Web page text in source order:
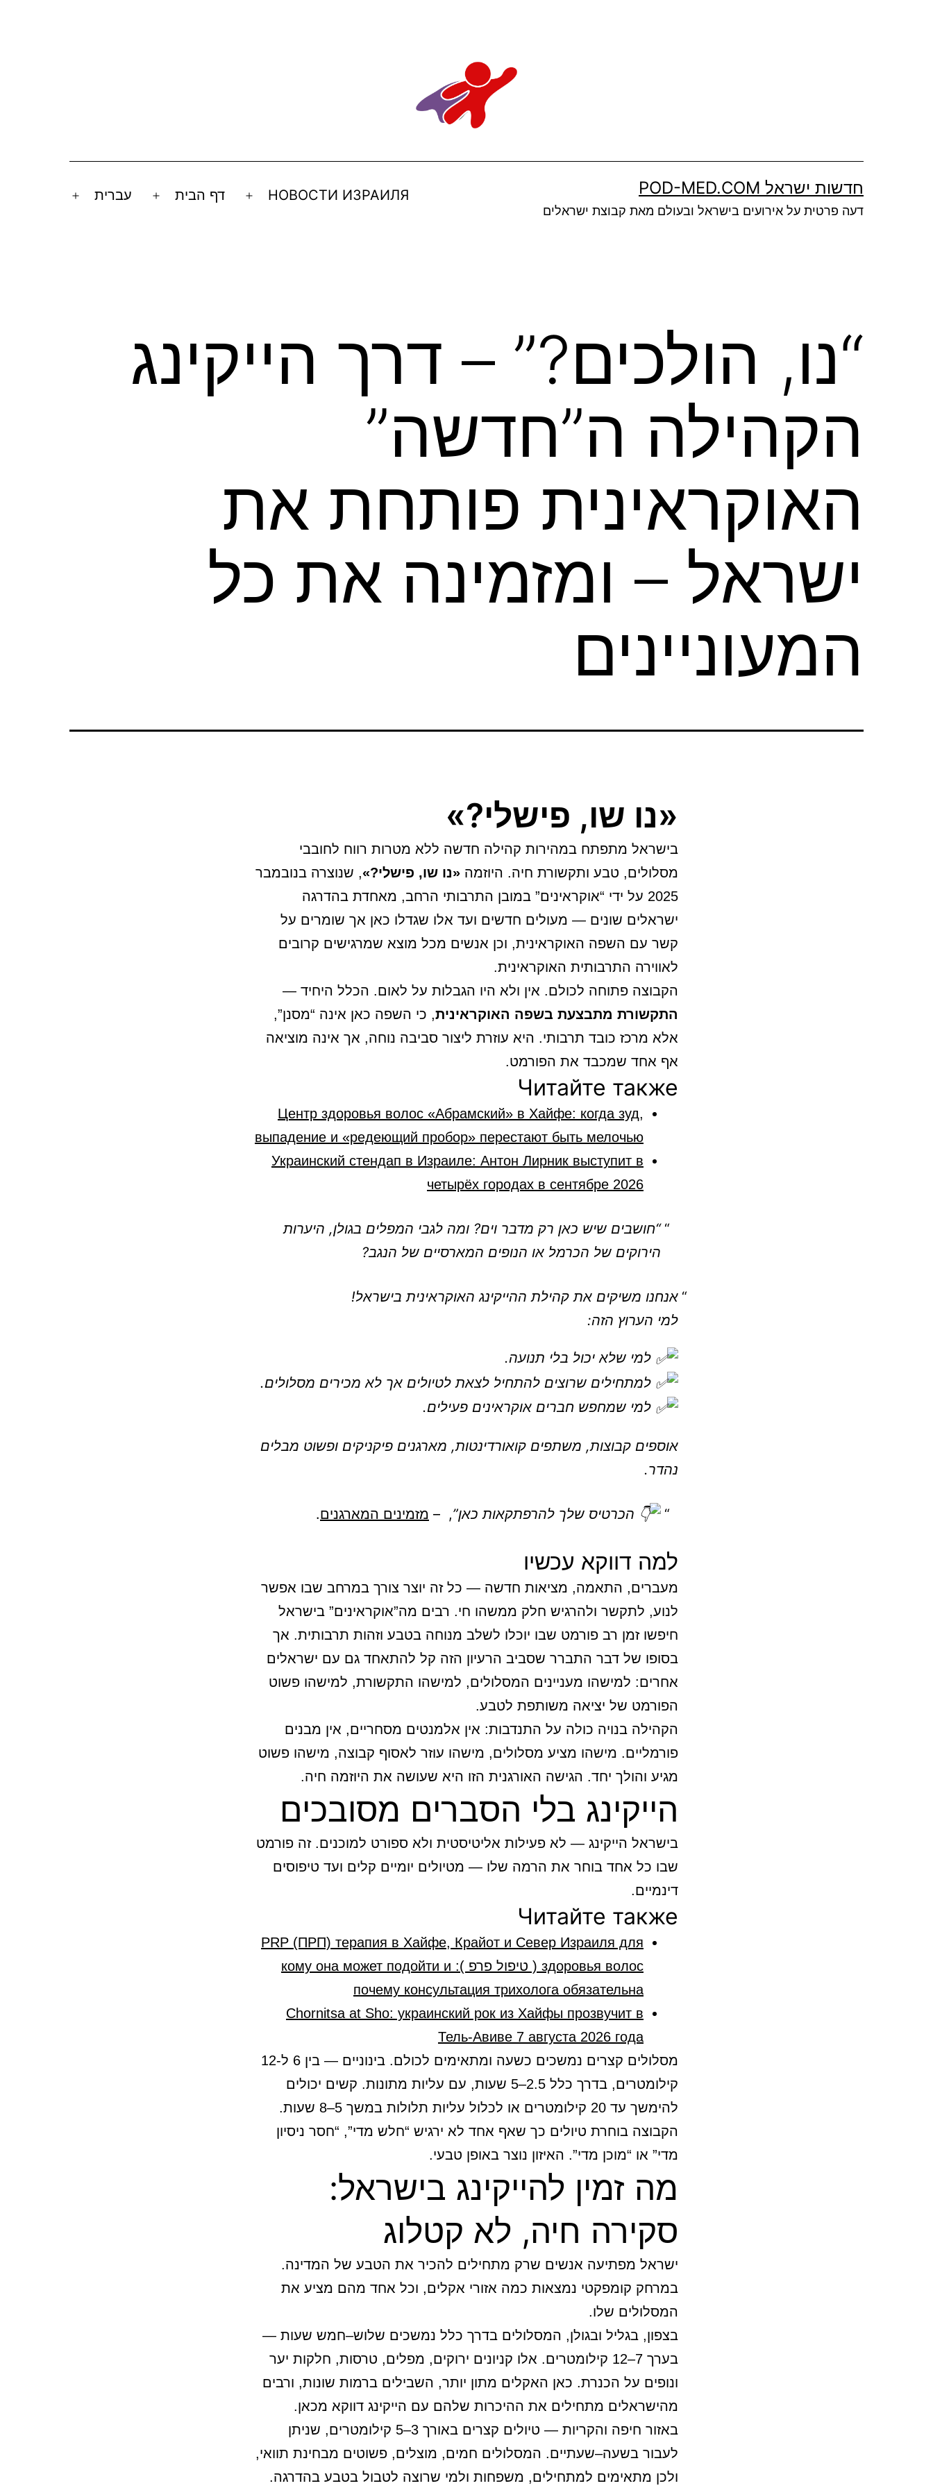
חדשות ישראל POD-MED.COM
דעה פרטית על אירועים בישראל ובעולם מאת קבוצת ישראלים
НОВОСТИ ИЗРАИЛЯ
Open
דף הבית
Open
עברית
“נו, הולכים?” – דרך הייקינג
הקהילה ה”חדשה”
האוקראינית פותחת את
ישראל – ומזמינה את כל
המעוניינים
«נו שו, פישלי?»
בישראל מתפתח במהירות קהילה חדשה ללא מטרות רווח לחובבי
מסלולים, טבע ותקשורת חיה. היוזמה «נו שו, פישלי?», שנוצרה בנובמבר
2025 על ידי “אוקראינים” במובן התרבותי הרחב, מאחדת בהדרגה
ישראלים שונים — מעולים חדשים ועד אלו שגדלו כאן אך שומרים על
קשר עם השפה האוקראינית, וכן אנשים מכל מוצא שמרגישים קרובים
לאווירה התרבותית האוקראינית.
הקבוצה פתוחה לכולם. אין ולא היו הגבלות על לאום. הכלל היחיד —
התקשורת מתבצעת בשפה האוקראינית, כי השפה כאן אינה “מסנן”,
אלא מרכז כובד תרבותי. היא עוזרת ליצור סביבה נוחה, אך אינה מוציאה
אף אחד שמכבד את הפורמט.
Читайте также
Центр здоровья волос «Абрaмский» в Хайфе: когда зуд,
выпадение и «редеющий пробор» перестают быть мелочью
Украинский стендап в Израиле: Антон Лирник выступит в
четырёх городах в сентябре 2026
“חושבים שיש כאן רק מדבר וים? ומה לגבי המפלים בגולן, היערות
הירוקים של הכרמל או הנופים המארסיים של הנגב?
אנחנו משיקים את קהילת ההייקינג האוקראינית בישראל!
למי הערוץ הזה:
למי שלא יכול בלי תנועה.
למתחילים שרוצים להתחיל לצאת לטיולים אך לא מכירים מסלולים.
למי שמחפש חברים אוקראינים פעילים.
אוספים קבוצות, משתפים קואורדינטות, מארגנים פיקניקים ופשוט מבלים
נהדר.
הכרטיס שלך להרפתקאות כאן”, – מזמינים המארגנים.
למה דווקא עכשיו
מעברים, התאמה, מציאות חדשה — כל זה יוצר צורך במרחב שבו אפשר
לנוע, לתקשר ולהרגיש חלק ממשהו חי. רבים מה”אוקראינים” בישראל
חיפשו זמן רב פורמט שבו יוכלו לשלב מנוחה בטבע וזהות תרבותית. אך
בסופו של דבר התברר שסביב הרעיון הזה קל להתאחד גם עם ישראלים
אחרים: למישהו מעניינים המסלולים, למישהו התקשורת, למישהו פשוט
הפורמט של יציאה משותפת לטבע.
הקהילה בנויה כולה על התנדבות: אין אלמנטים מסחריים, אין מבנים
פורמליים. מישהו מציע מסלולים, מישהו עוזר לאסוף קבוצה, מישהו פשוט
מגיע והולך יחד. הגישה האורגנית הזו היא שעושה את היוזמה חיה.
הייקינג בלי הסברים מסובכים
בישראל הייקינג — לא פעילות אליטיסטית ולא ספורט למוכנים. זה פורמט
שבו כל אחד בוחר את הרמה שלו — מטיולים יומיים קלים ועד טיפוסים
דינמיים.
Читайте также
PRP (ПРП) терапия в Хайфе, Крайот и Север Израиля для
здоровья волос ( טיפול פרפ ): кому она может подойти и
почему консультация трихолога обязательна
Chornitsa at Sho: украинский рок из Хайфы прозвучит в
Тель-Авиве 7 августа 2026 года
מסלולים קצרים נמשכים כשעה ומתאימים לכולם. בינוניים — בין 6 ל-12
קילומטרים, בדרך כלל 2.5–5 שעות, עם עליות מתונות. קשים יכולים
להימשך עד 20 קילומטרים או לכלול עליות תלולות במשך 5–8 שעות.
הקבוצה בוחרת טיולים כך שאף אחד לא ירגיש “חלש מדי”, “חסר ניסיון
מדי” או “מוכן מדי”. האיזון נוצר באופן טבעי.
מה זמין להייקינג בישראל:
סקירה חיה, לא קטלוג
ישראל מפתיעה אנשים שרק מתחילים להכיר את הטבע של המדינה.
במרחק קומפקטי נמצאות כמה אזורי אקלים, וכל אחד מהם מציע את
המסלולים שלו.
בצפון, בגליל ובגולן, המסלולים בדרך כלל נמשכים שלוש–חמש שעות —
בערך 7–12 קילומטרים. אלו קניונים ירוקים, מפלים, טרסות, חלקות יער
ונופים על הכנרת. כאן האקלים מתון יותר, השבילים ברמות שונות, ורבים
מהישראלים מתחילים את ההיכרות שלהם עם הייקינג דווקא מכאן.
באזור חיפה והקריות — טיולים קצרים באורך 3–5 קילומטרים, שניתן
לעבור בשעה–שעתיים. המסלולים חמים, מוצלים, פשוטים מבחינת תוואי,
ולכן מתאימים למתחילים, משפחות ולמי שרוצה לטבול בטבע בהדרגה.